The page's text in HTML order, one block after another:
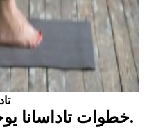
خطوات تاداسانا.